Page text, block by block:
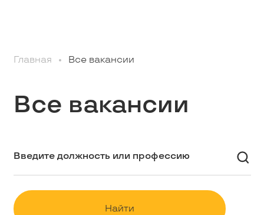
Студентам
Школьникам
Главная Все вакансии
Все вакансии
Найти